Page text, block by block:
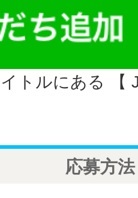
トルにある 【
応募方法